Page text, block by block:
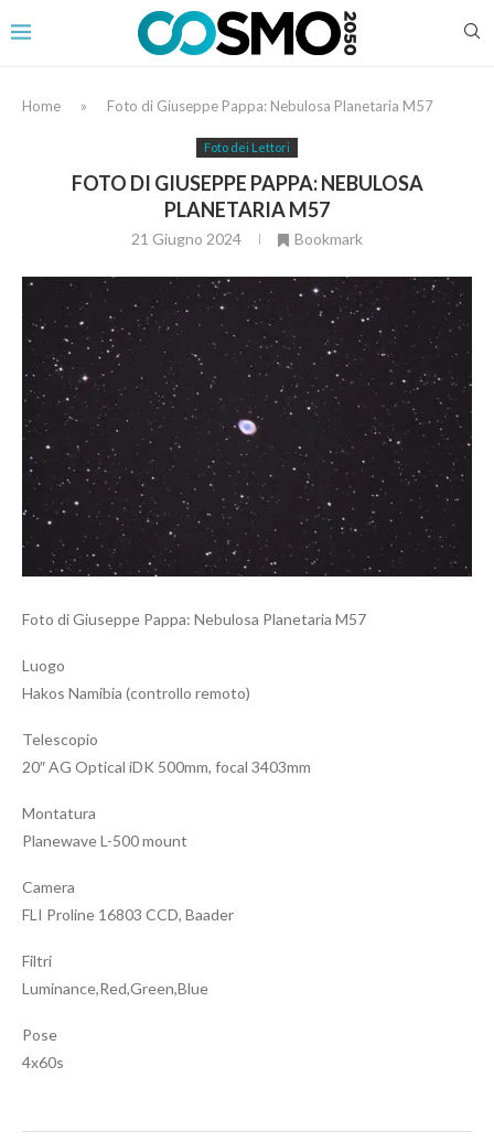
Home » Foto di Giuseppe Pappa: Nebulosa Planetaria M57
Foto dei Lettori
FOTO DI GIUSEPPE PAPPA: NEBULOSA
PLANETARIA M57
21 Giugno 2024 Bookmark
Foto di Giuseppe Pappa: Nebulosa Planetaria M57
Luogo
Hakos Namibia (controllo remoto)
Telescopio
20″ AG Optical iDK 500mm, focal 3403mm
Montatura
Planewave L-500 mount
Camera
FLI Proline 16803 CCD, Baader
Filtri
Luminance,Red,Green,Blue
Pose
4x60s